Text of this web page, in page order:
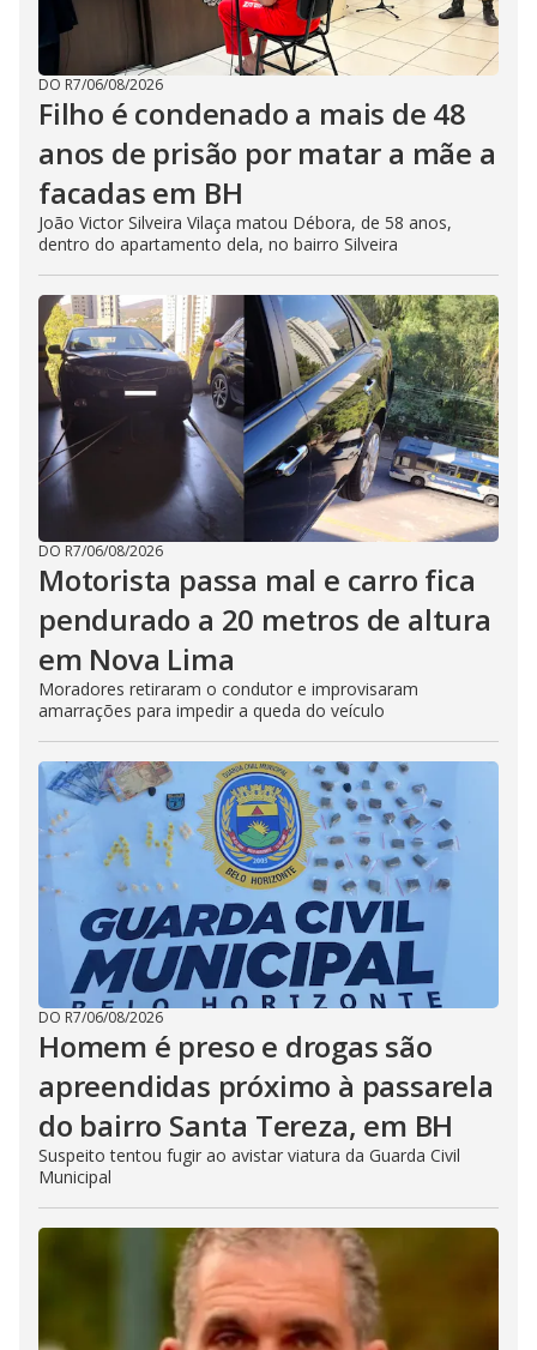
DO R7/06/08/2026
Filho é condenado a mais de 48
anos de prisão por matar a mãe a
facadas em BH
João Victor Silveira Vilaça matou Débora, de 58 anos,
dentro do apartamento dela, no bairro Silveira
DO R7/06/08/2026
Motorista passa mal e carro fica
pendurado a 20 metros de altura
em Nova Lima
Moradores retiraram o condutor e improvisaram
amarrações para impedir a queda do veículo
DO R7/06/08/2026
Homem é preso e drogas são
apreendidas próximo à passarela
do bairro Santa Tereza, em BH
Suspeito tentou fugir ao avistar viatura da Guarda Civil
Municipal